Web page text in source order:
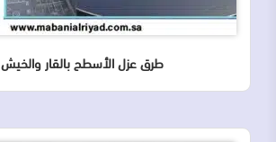
طرق عزل الأسطح بالقار والخيش